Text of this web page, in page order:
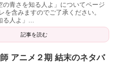
の青さを知る人よ」についてページ
を含みますのでご了承ください。
る人よ」...
記事を読む
アニメ２期 結末のネタバ